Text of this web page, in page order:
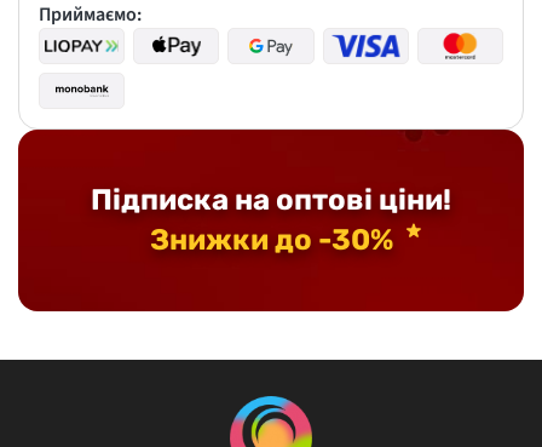
Підписка на оптові ціни!
Знижки до -30%
Приймаємо: